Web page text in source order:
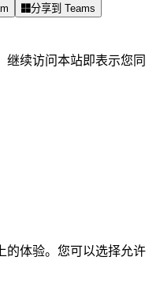
分享到 Teams
继续访问本站即表示您同
的体验。您可以选择允许